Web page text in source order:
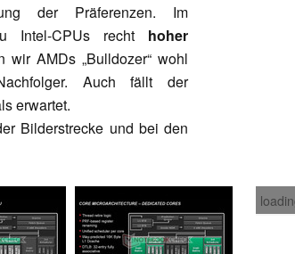
der Präferenzen. Im
Intel-CPUs recht hoher
AMDs „Bulldozer“ wohl
Auch fällt der
erwartet.
Bilderstrecke und bei den